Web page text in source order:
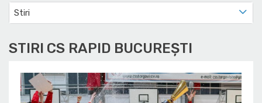
Stiri
STIRI CS RAPID BUCUREȘTI